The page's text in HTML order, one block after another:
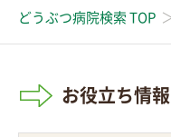
どうぶつ病院検索 TOP
お役立ち情報